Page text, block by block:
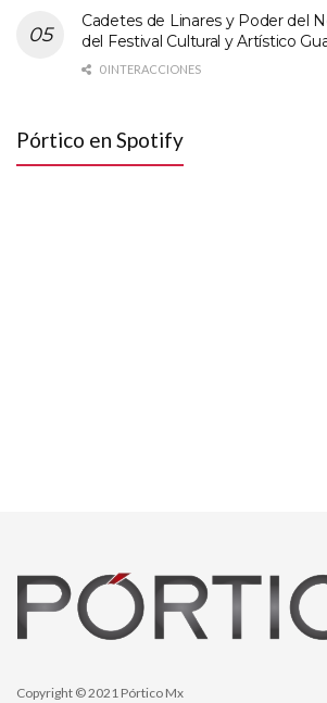
Cadetes de Linares y Poder del
del Festival Cultural y Artístico
0 INTERACCIONES
Pórtico en Spotify
Copyright © 2021 Pórtico Mx